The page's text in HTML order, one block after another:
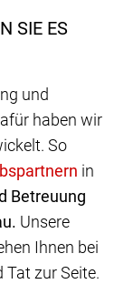
SIE ES
und
haben wir
So
in
Betreuung
Unsere
Ihnen bei
Tat zur Seite.